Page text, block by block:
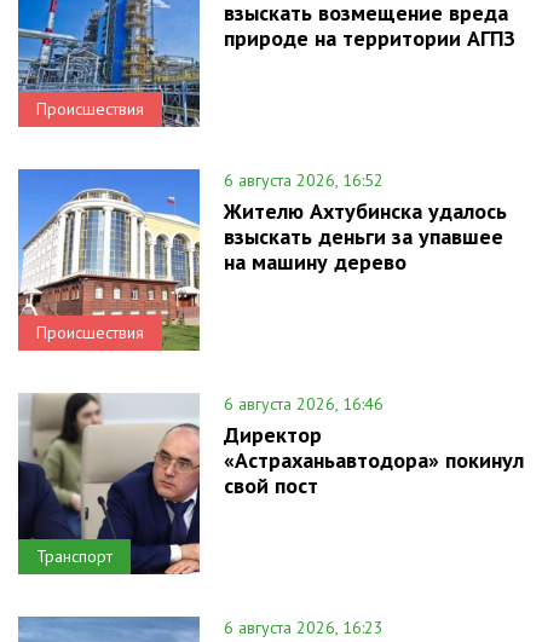
Происшествия
взыскать возмещение вреда
природе на территории АГПЗ
Происшествия
6 августа 2026, 16:52
Жителю Ахтубинска удалось
взыскать деньги за упавшее
на машину дерево
Транспорт
6 августа 2026, 16:46
Директор
«Астраханьавтодора» покинул
свой пост
6 августа 2026, 16:23